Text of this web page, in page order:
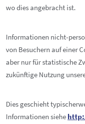
wo dies angebracht ist.
Informationen nicht-
von Besuchern auf einer
aber nur für statistische
zukünftige Nutzung
Dies geschieht
Informationen siehe